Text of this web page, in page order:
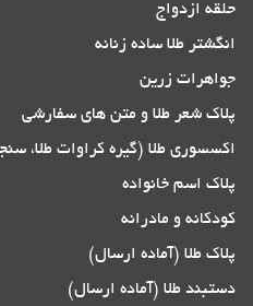
حلقه ازدواج
انگشتر طلا ساده زنانه
جواهرات زرین
پلاک شعر طلا و متن های سفارشی
اکسسوری طلا (گیره کراوات طلا،
پلاک اسم خانواده
کودکانه و مادرانه
پلاک طلا (آماده ارسال)
دستبند طلا (آماده ارسال)